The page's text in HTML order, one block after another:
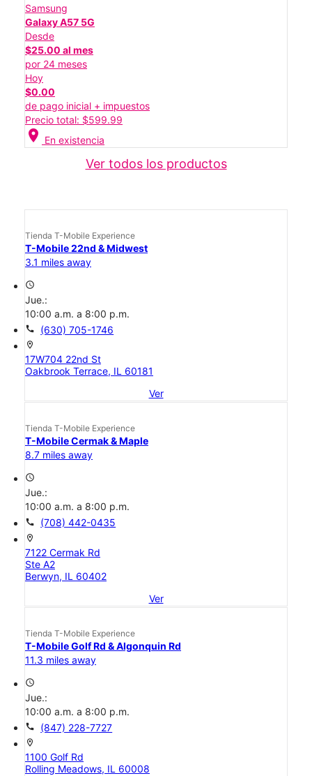
Samsung
Galaxy A57 5G
Desde
$25.00 al mes
por 24 meses
Hoy
$0.00
de pago inicial + impuestos
Precio total: $599.99
location_on En existencia
Ver todos los productos
Tienda T-Mobile Experience
T-Mobile 22nd & Midwest
3.1 miles away
access_time
Jue.:
10:00 a.m. a 8:00 p.m.
call (630) 705-1746
location_on
17W704 22nd St
Oakbrook Terrace, IL 60181
Ver
Tienda T-Mobile Experience
T-Mobile Cermak & Maple
8.7 miles away
access_time
Jue.:
10:00 a.m. a 8:00 p.m.
call (708) 442-0435
location_on
7122 Cermak Rd
Ste A2
Berwyn, IL 60402
Ver
Tienda T-Mobile Experience
T-Mobile Golf Rd & Algonquin Rd
11.3 miles away
access_time
Jue.:
10:00 a.m. a 8:00 p.m.
call (847) 228-7727
location_on
1100 Golf Rd
Rolling Meadows, IL 60008